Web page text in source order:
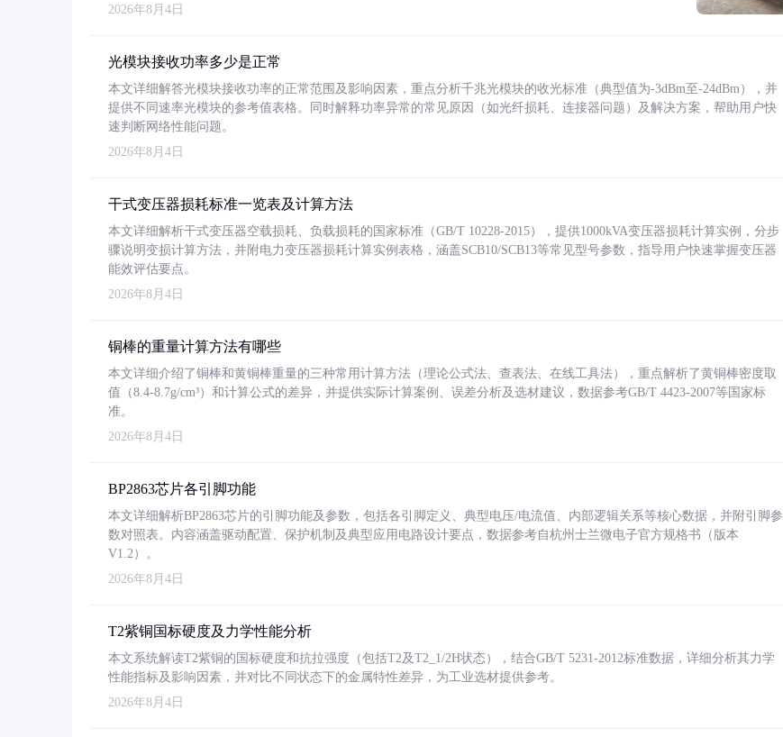
2026年8月4日
光模块接收功率多少是正常
本文详细解答光模块接收功率的正常范围及影响因素，重点分析千兆光模块的收光标准（典型值为-3dBm至-24dBm），并
提供不同速率光模块的参考值表格。同时解释功率异常的常见原因（如光纤损耗、连接器问题）及解决方案，帮助用户快
速判断网络性能问题。
2026年8月4日
干式变压器损耗标准一览表及计算方法
本文详细解析干式变压器空载损耗、负载损耗的国家标准（GB/T 10228-2015），提供1000kVA变压器损耗计算实例，分步
骤说明变损计算方法，并附电力变压器损耗计算实例表格，涵盖SCB10/SCB13等常见型号参数，指导用户快速掌握变压器
能效评估要点。
2026年8月4日
铜棒的重量计算方法有哪些
本文详细介绍了铜棒和黄铜棒重量的三种常用计算方法（理论公式法、查表法、在线工具法），重点解析了黄铜棒密度取
值（8.4-8.7g/cm³）和计算公式的差异，并提供实际计算案例、误差分析及选材建议，数据参考GB/T 4423-2007等国家标
准。
2026年8月4日
BP2863芯片各引脚功能
本文详细解析BP2863芯片的引脚功能及参数，包括各引脚定义、典型电压/电流值、内部逻辑关系等核心数据，并附引脚参
数对照表。内容涵盖驱动配置、保护机制及典型应用电路设计要点，数据参考自杭州士兰微电子官方规格书（版本
V1.2）。
2026年8月4日
T2紫铜国标硬度及力学性能分析
本文系统解读T2紫铜的国标硬度和抗拉强度（包括T2及T2_1/2H状态），结合GB/T 5231-2012标准数据，详细分析其力学
性能指标及影响因素，并对比不同状态下的金属特性差异，为工业选材提供参考。
2026年8月4日